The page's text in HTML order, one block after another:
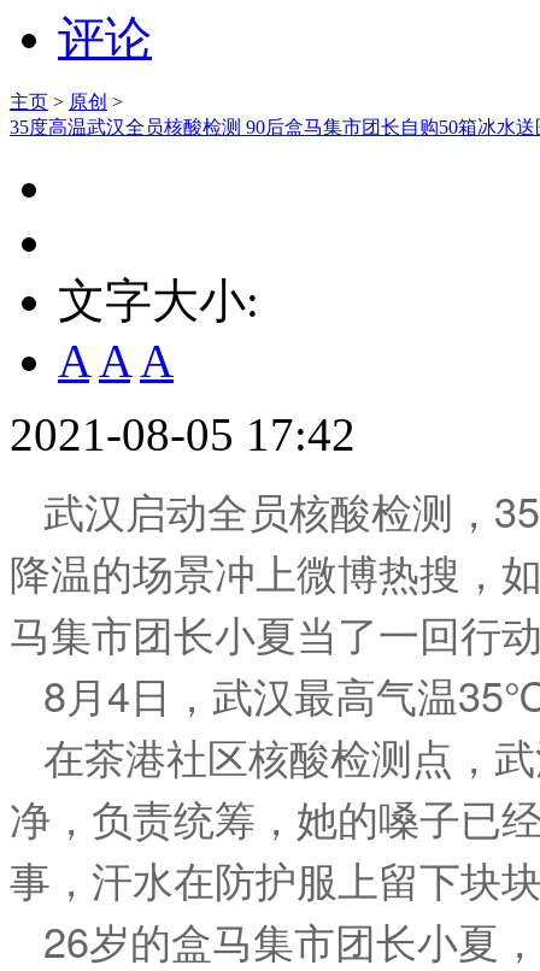
评论
主页 > 原创 >
35度高温武汉全员核酸检测 90后盒马集市团长自购50箱冰水送
文字大小:
A A A
2021-08-05 17:42
武汉启动全员核酸检测，
降温的场景冲上微博热搜，
马集市团长小夏当了一回行
8月4日，武汉最高气温
在茶港社区核酸检测点，
净，负责统筹，她的嗓子已
事，汗水在防护服上留下块
26岁的盒马集市团长小夏